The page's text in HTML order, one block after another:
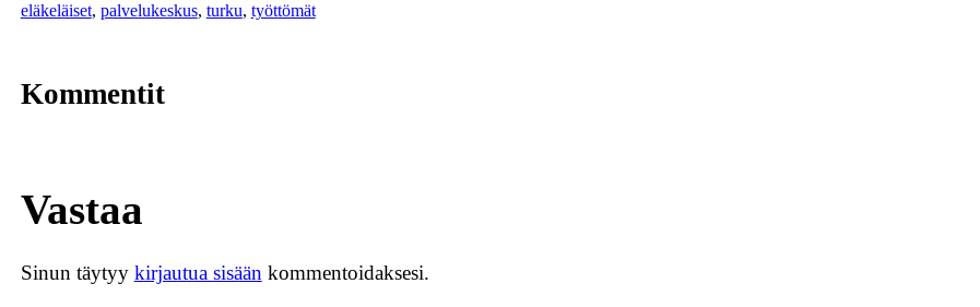
eläkeläiset, palvelukeskus, turku, työttömät
Kommentit
Vastaa
Sinun täytyy kirjautua sisäänkommentoidaksesi.